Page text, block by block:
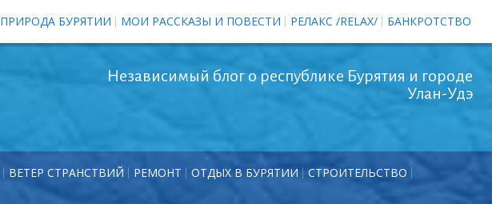
ПРИРОДА БУРЯТИИ МОИ РАССКАЗЫ И ПОВЕСТИ РЕЛАКС /RELAX/ БАНКРОТСТВО
Независимый блог о республике Бурятия и городе
Улан-Удэ
ВЕТЕР СТРАНСТВИЙ РЕМОНТ ОТДЫХ В БУРЯТИИ СТРОИТЕЛЬСТВО